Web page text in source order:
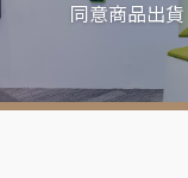
同意商品出